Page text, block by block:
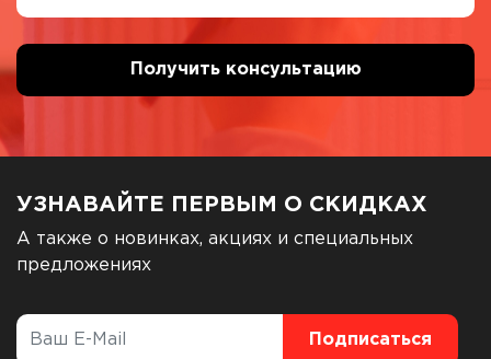
УЗНАВАЙТЕ ПЕРВЫМ О СКИДКАХ
А также о новинках, акциях и специальных
предложениях